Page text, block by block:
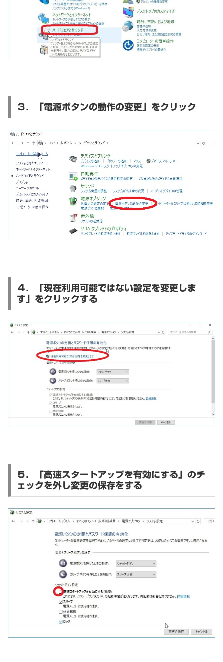
３．「電源ボタンの動作の変更」をクリック
４．「現在利用可能ではない設定を変更しま
す」をクリックする
５．「高速スタートアップを有効にする」のチ
ェックを外し変更の保存をする